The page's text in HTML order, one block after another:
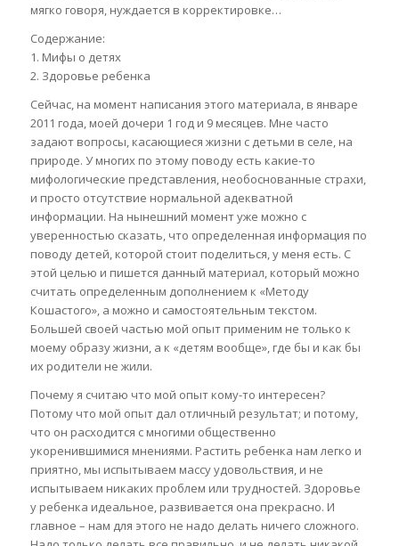
мягко говоря, нуждается в корректировке…
Содержание:
1. Мифы о детях
2. Здоровье ребенка
Сейчас, на момент написания этого материала, в январе
2011 года, моей дочери 1 год и 9 месяцев. Мне часто
задают вопросы, касающиеся жизни с детьми в селе, на
природе. У многих по этому поводу есть какие-то
мифологические представления, необоснованные страхи,
и просто отсутствие нормальной адекватной
информации. На нынешний момент уже можно с
уверенностью сказать, что определенная информация по
поводу детей, которой стоит поделиться, у меня есть. С
этой целью и пишется данный материал, который можно
считать определенным дополнением к «Методу
Кошастого», а можно и самостоятельным текстом.
Большей своей частью мой опыт применим не только к
моему образу жизни, а к «детям вообще», где бы и как бы
их родители не жили.
Почему я считаю что мой опыт кому-то интересен?
Потому что мой опыт дал отличный результат; и потому,
что он расходится с многими общественно
укоренившимися мнениями. Растить ребенка нам легко и
приятно, мы испытываем массу удовольствия, и не
испытываем никаких проблем или трудностей. Здоровье
у ребенка идеальное, развивается она прекрасно. И
главное – нам для этого не надо делать ничего сложного.